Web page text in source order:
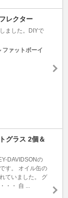
レクター
ました。DIYで
ファットボーイ
グラス 2個＆
DAVIDSONの
す。 オイル缶の
ていました。 グ
・・ 自 ...